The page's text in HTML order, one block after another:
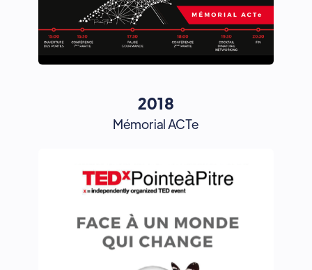
2018
Mémorial ACTe